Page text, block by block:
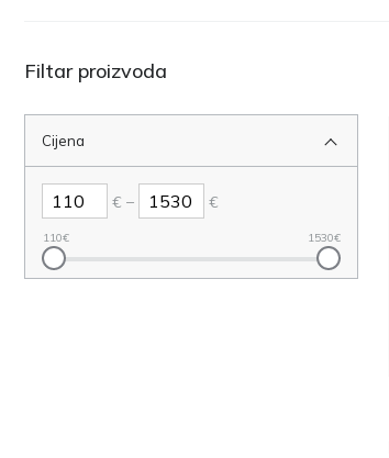
Filtar proizvoda
Cijena
€ – €
110€ 1530€